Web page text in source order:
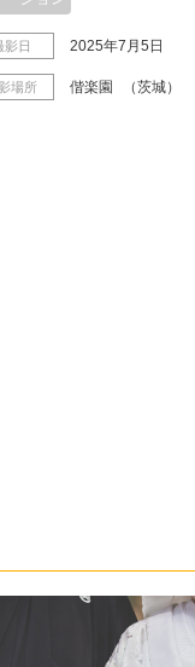
影日 2025年7月5日
場所 偕楽園 （茨城）